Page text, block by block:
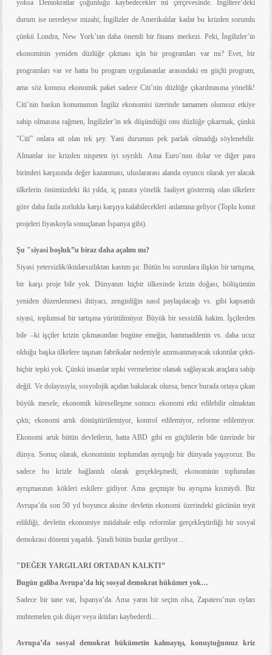
yoksa Demokratlar çoğunluğu kaybedecekler mi çerçevesinde. İngiltere’deki
durum ise neredeyse mizahi; İngilizler de Amerikalılar kadar bu krizden sorumlu
çünkü Londra, New York’tan daha önemli bir finans merkezi. Peki, İngilizler’in
ekonominin yeniden düzlüğe çıkması için bir programları var mı? Evet, bir
programları var ve hatta bu program uygulananlar arasındaki en güçlü program,
ama söz konusu ekonomik paket sadece Citi’nin düzlüğe çıkarılmasına yönelik!
Citi’nin baskın konumunun İngiliz ekonomisi üzerinde tamamen olumsuz etkiye
sahip olmasına rağmen, İngilizler’in tek düşündüğü onu düzlüğe çıkarmak, çünkü
"Citi” onlara ait olan tek şey. Yani durumun pek parlak olmadığı söylenebilir.
Almanlar ise krizden nispeten iyi sıyrıldı. Ama Euro’nun dolar ve diğer para
birimleri karşısında değer kazanması, uluslararası alanda oyuncu olarak yer alacak
ülkelerin önümüzdeki iki yılda, iç pazara yönelik faaliyet göstermiş olan ülkelere
göre daha fazla zorlukla karşı karşıya kalabilecekleri anlamına geliyor (Toplu konut
projeleri fiyaskoyla sonuçlanan İspanya gibi).
Şu "siyasi boşluk”u biraz daha açalım mı?
Siyasi yetersizlik/iktidarsızlıktan kastım şu: Bütün bu sorunlara ilişkin bir tartışma,
bir karşı proje bile yok. Dünyanın hiçbir ülkesinde krizin doğası, bölüşümün
yeniden düzenlenmesi ihtiyacı, zenginliğin nasıl paylaşılacağı vs. gibi kapsamlı
siyasi, toplumsal bir tartışma yürütülmüyor. Büyük bir sessizlik hakim. İşçilerden
bile –ki işçiler krizin çıkmasından bugüne emeğin, hammaddenin vs. daha ucuz
olduğu başka ülkelere taşınan fabrikalar nedeniyle azımsanmayacak sıkıntılar çekti-
hiçbir tepki yok. Çünkü insanlar tepki vermelerine olanak sağlayacak araçlara sahip
değil. Ve dolayısıyla, sosyolojik açıdan bakılacak olursa, bence burada ortaya çıkan
büyük mesele, ekonomik küreselleşme sonucu ekonomi etki edilebilir olmaktan
çıktı; ekonomi artık dönüştürülemiyor, kontrol edilemiyor, reforme edilemiyor.
Ekonomi artık bütün devletlerin, hatta ABD gibi en güçlülerin bile üzerinde bir
dünya. Sonuç olarak, ekonominin toplumdan ayrıştığı bir dünyada yaşıyoruz. Bu
sadece bu krizle bağlantılı olarak gerçekleşmedi; ekonominin toplumdan
ayrışmasının kökleri eskilere gidiyor. Ama geçmişte bu ayrışma kısmiydi. Biz
Avrupa’da son 50 yıl boyunca aksine devletin ekonomi üzerindeki gücünün teyit
edildiği, devletin ekonomiye müdahale edip reformlar gerçekleştirdiği bir sosyal
demokrasi dönemi yaşadık. Şimdi bütün bunlar geriliyor…
"DEĞER YARGILARI ORTADAN KALKTI”
Bugün galiba Avrupa’da hiç sosyal demokrat hükümet yok…
Sadece bir tane var, İspanya’da. Ama yarın bir seçim olsa, Zapatero’nun oyları
muhtemelen çok düşer veya iktidarı kaybederdi…
Avrupa’da sosyal demokrat hükümetin kalmayışı, konuştuğumuz kriz